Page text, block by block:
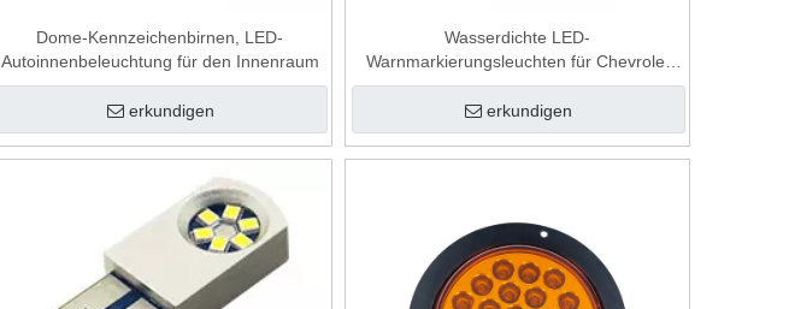
Dome-Kennzeichenbirnen, LED-
Autoinnenbeleuchtung für den Innenraum
erkundigen
Wasserdichte LED-
Warnmarkierungsleuchten für Chevrolet
und GMC auf dem Fahrerhausdach
erkundigen